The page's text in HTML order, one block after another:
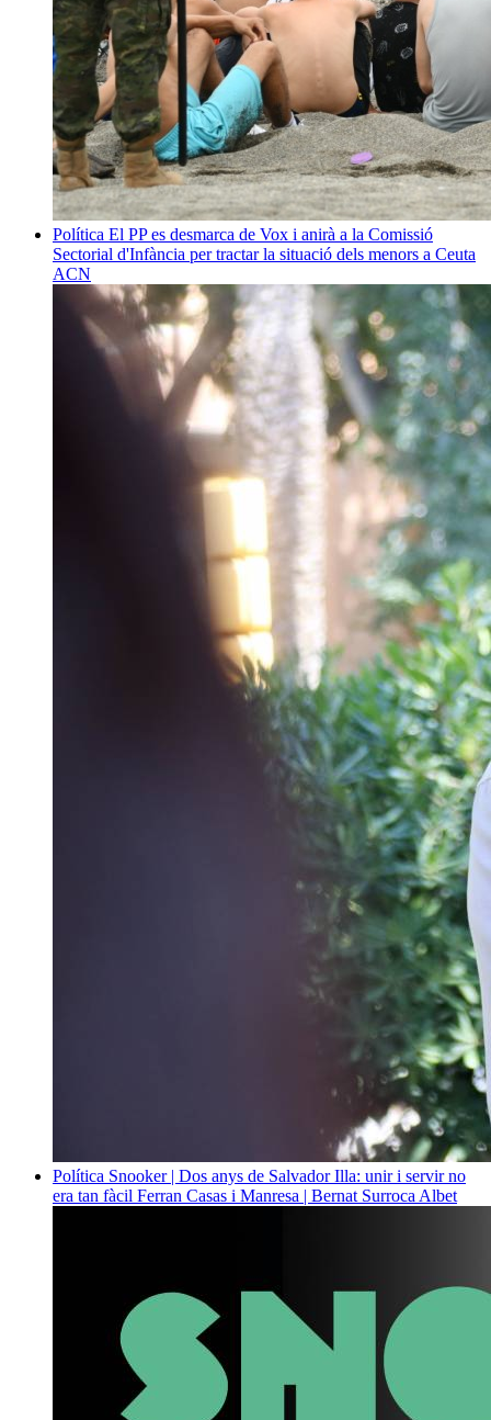
Política El PP es desmarca de Vox i anirà a la Comissió
Sectorial d'Infància per tractar la situació dels menors a Ceuta
ACN
Política Snooker | Dos anys de Salvador Illa: unir i servir no
era tan fàcil Ferran Casas i Manresa | Bernat Surroca Albet